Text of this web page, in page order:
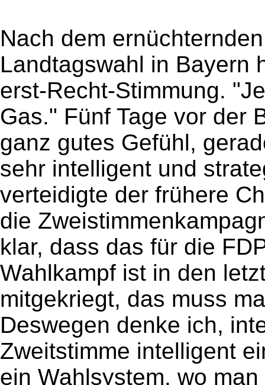
Nach dem
Landtagswahl in Bayern
erst-Recht-Stimmung.
Gas." Fünf Tage vor der
ganz gutes Gefühl,
sehr intelligent und
verteidigte der frühere
die
klar, dass das für die
Wahlkampf ist in den
mitgekriegt, das muss
Deswegen denke ich,
Zweitstimme intelligent
ein Wahlsystem, wo